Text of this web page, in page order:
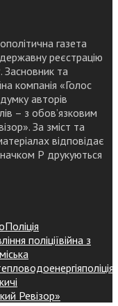
газета
реєстрацію
та
компанія «Голос
авторів
– з обов’язковим
За зміст та
відповідає
Р друкуються
Поліція
поліціївійна з
поліція
Ревізор»